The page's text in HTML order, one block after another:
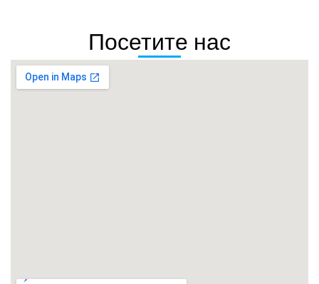
Посетите нас